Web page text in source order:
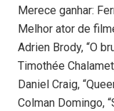
Merece ganhar:
Melhor ator de
Adrien Brody, “O
Timothée
Daniel Craig,
Colman Domingo,